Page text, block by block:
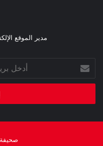
مدير الموقع
بريدك
الإلكتروني
صحيفة